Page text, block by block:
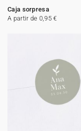
Caja sorpresa
A partir de 0,95 €